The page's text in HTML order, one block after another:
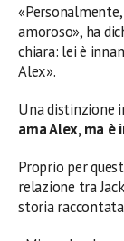
amoroso», ha
chiara: lei è
Alex».
Una distinzione
ama Alex, ma è
Proprio per
relazione tra
storia